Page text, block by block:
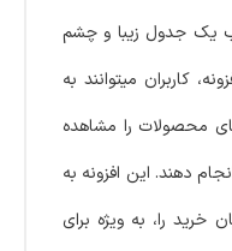
یک جدول زیبا و چشم
کاربران میتوانند به
محصولات را مشاهده
دهند. این افزونه به
خرید را، به ویژه برای